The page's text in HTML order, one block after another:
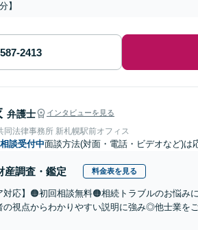
】
弁護士 インタビューを見る
同法律事務所 新札幌駅前オフィス
談受付中面談方法(対面・電話・ビデオなど)は
産調査・鑑定 料金表を見る
対応】🟠初回相談無料🟠相続トラブルのお悩
の視点からわかりやすい説明に強み◎他士業を